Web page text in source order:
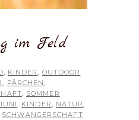
im Feld
, KINDER, OUTDOOR
, PÄRCHEN,
, SOMMER
JUNI, KINDER, NATUR,
SCHWANGERSCHAFT